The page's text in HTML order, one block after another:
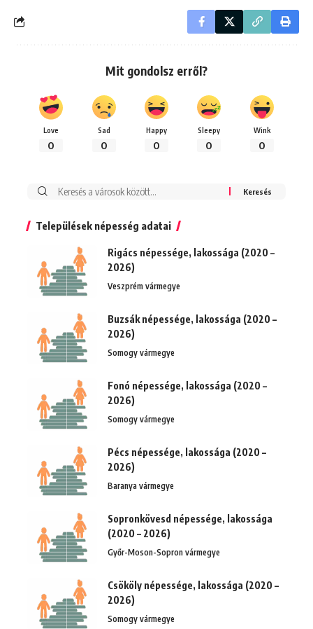
Mit gondolsz erről?
Love
0
Sad
0
Happy
0
Sleepy
0
Wink
0
Keresés:
Települések népesség adatai
Rigács népessége, lakossága (2020 –
2026)
Veszprém vármegye
Buzsák népessége, lakossága (2020 –
2026)
Somogy vármegye
Fonó népessége, lakossága (2020 –
2026)
Somogy vármegye
Pécs népessége, lakossága (2020 –
2026)
Baranya vármegye
Sopronkövesd népessége, lakossága
(2020 – 2026)
Győr-Moson-Sopron vármegye
Csököly népessége, lakossága (2020 –
2026)
Somogy vármegye